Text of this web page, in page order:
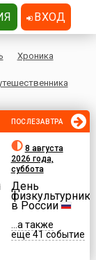
Хроника
ПОСЛЕЗАВТРА
8 августа
2026 года,
суббота
День
физкультурника
в России
...а также
еще 41 событие
ВХОД